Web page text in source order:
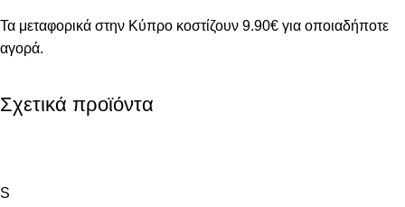
Τα μεταφορικά στην Κύπρο κοστίζουν 9.90€ για οποιαδήποτε
αγορά.
Σχετικά προϊόντα
S